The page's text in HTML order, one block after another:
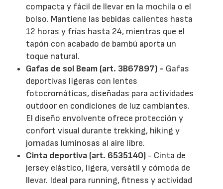
compacta y fácil de llevar en la mochila o el
bolso. Mantiene las bebidas calientes hasta
12 horas y frías hasta 24, mientras que el
tapón con acabado de bambú aporta un
toque natural.
Gafas de sol Beam (art. 3B67897) - Gafas
deportivas ligeras con lentes
fotocromáticas, diseñadas para actividades
outdoor en condiciones de luz cambiantes.
El diseño envolvente ofrece protección y
confort visual durante trekking, hiking y
jornadas luminosas al aire libre.
Cinta deportiva (art. 6535140) - Cinta de
jersey elástico, ligera, versátil y cómoda de
llevar. Ideal para running, fitness y actividad